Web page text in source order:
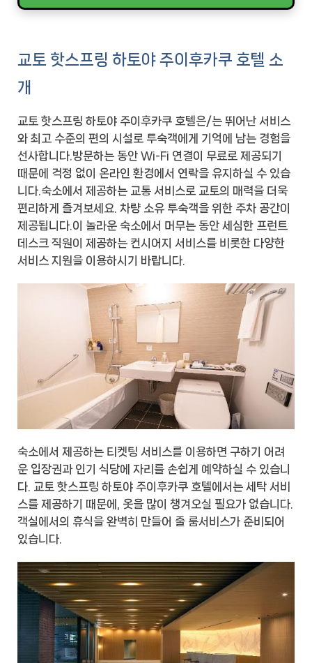
교토 핫스프링 하토야 주이후카쿠 호텔 소
개
교토 핫스프링 하토야 주이후카쿠 호텔은/는 뛰어난 서비스
와 최고 수준의 편의 시설로 투숙객에게 기억에 남는 경험을
선사합니다.방문하는 동안 Wi-Fi 연결이 무료로 제공되기
때문에 걱정 없이 온라인 환경에서 연락을 유지하실 수 있습
니다.숙소에서 제공하는 교통 서비스로 교토의 매력을 더욱
편리하게 즐겨보세요. 차량 소유 투숙객을 위한 주차 공간이
제공됩니다.이 놀라운 숙소에서 머무는 동안 세심한 프런트
데스크 직원이 제공하는 컨시어지 서비스를 비롯한 다양한
서비스 지원을 이용하시기 바랍니다.
숙소에서 제공하는 티켓팅 서비스를 이용하면 구하기 어려
운 입장권과 인기 식당에 자리를 손쉽게 예약하실 수 있습니
다. 교토 핫스프링 하토야 주이후카쿠 호텔에서는 세탁 서비
스를 제공하기 때문에, 옷을 많이 챙겨오실 필요가 없습니다.
객실에서의 휴식을 완벽히 만들어 줄 룸서비스가 준비되어
있습니다.